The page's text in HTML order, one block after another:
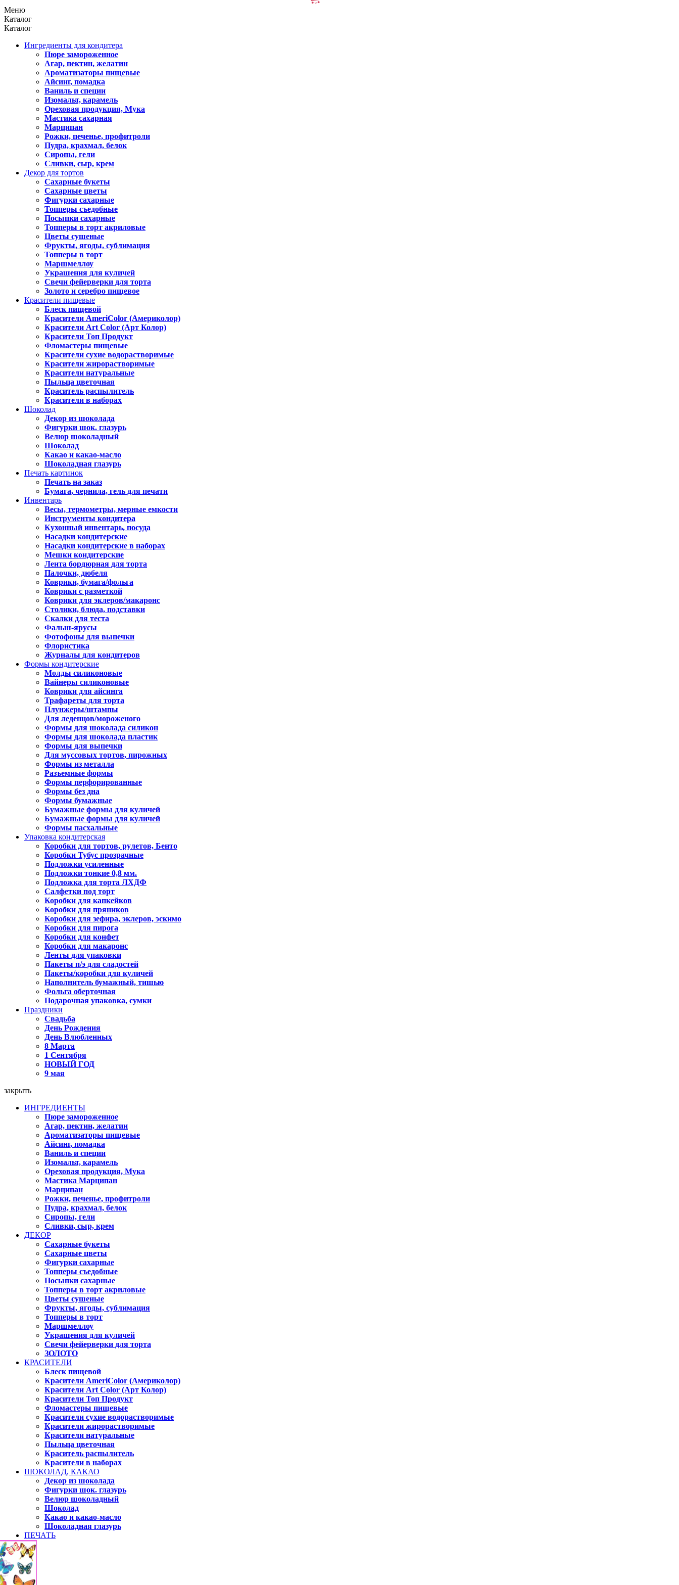
Меню
Каталог
Каталог
Ингредиенты для кондитера
Пюре замороженное
Агар, пектин, желатин
Ароматизаторы пищевые
Айсинг, помадка
Ваниль и специи
Изомальт, карамель
Ореховая продукция, Мука
Мастика сахарная
Марципан
Рожки, печенье, профитроли
Пудра, крахмал, белок
Сиропы, гели
Сливки, сыр, крем
Декор для тортов
Сахарные букеты
Сахарные цветы
Фигурки сахарные
Топперы съедобные
Посыпки сахарные
Топперы в торт акриловые
Цветы сушеные
Фрукты, ягоды, сублимация
Топперы в торт
Маршмеллоу
Украшения для куличей
Свечи фейерверки для торта
Золото и серебро пищевое
Красители пищевые
Блеск пищевой
Красители AmeriColor (Америколор)
Красители Art Color (Арт Колор)
Красители Топ Продукт
Фломастеры пищевые
Красители сухие водорастворимые
Красители жирорастворимые
Красители натуральные
Пыльца цветочная
Краситель распылитель
Красители в наборах
Шоколад
Декор из шоколада
Фигурки шок. глазурь
Велюр шоколадный
Шоколад
Какао и какао-масло
Шоколадная глазурь
Печать картинок
Печать на заказ
Бумага, чернила, гель для печати
Инвентарь
Весы, термометры, мерные емкости
Инструменты кондитера
Кухонный инвентарь, посуда
Насадки кондитерские
Насадки кондитерские в наборах
Мешки кондитерские
Лента бордюрная для торта
Палочки, дюбеля
Коврики, бумага/фольга
Коврики с разметкой
Коврики для эклеров/макаронс
Столики, блюда, подставки
Скалки для теста
Фальш-ярусы
Фотофоны для выпечки
Флористика
Журналы для кондитеров
Формы кондитерские
Молды силиконовые
Вайнеры силиконовые
Коврики для айсинга
Трафареты для торта
Плунжеры/штампы
Для леденцов/мороженого
Формы для шоколада силикон
Формы для шоколада пластик
Формы для выпечки
Для муссовых тортов, пирожных
Формы из металла
Разъемные формы
Формы перфорированные
Формы без дна
Формы бумажные
Бумажные формы для куличей
Бумажные формы для куличей
Формы пасхальные
Упаковка кондитерская
Коробки для тортов, рулетов, Бенто
Коробки Тубус прозрачные
Подложки усиленные
Подложки тонкие 0,8 мм.
Подложка для торта ЛХДФ
Салфетки под торт
Коробки для капкейков
Коробки для пряников
Коробки для зефира, эклеров, эскимо
Коробки для пирога
Коробки для конфет
Коробки для макаронс
Ленты для упаковки
Пакеты п/э для сладостей
Пакеты/коробки для куличей
Наполнитель бумажный, тишью
Фольга оберточная
Подарочная упаковка, сумки
Праздники
Свадьба
День Рождения
День Влюбленных
8 Марта
1 Сентября
НОВЫЙ ГОД
9 мая
закрыть
ИНГРЕДИЕНТЫ
Пюре замороженное
Агар, пектин, желатин
Ароматизаторы пищевые
Айсинг, помадка
Ваниль и специи
Изомальт, карамель
Ореховая продукция, Мука
Мастика Марципан
Марципан
Рожки, печенье, профитроли
Пудра, крахмал, белок
Сиропы, гели
Сливки, сыр, крем
ДЕКОР
Сахарные букеты
Сахарные цветы
Фигурки сахарные
Топперы съедобные
Посыпки сахарные
Топперы в торт акриловые
Цветы сушеные
Фрукты, ягоды, сублимация
Топперы в торт
Маршмеллоу
Украшения для куличей
Свечи фейерверки для торта
ЗОЛОТО
КРАСИТЕЛИ
Блеск пищевой
Красители AmeriColor (Америколор)
Красители Art Color (Арт Колор)
Красители Топ Продукт
Фломастеры пищевые
Красители сухие водорастворимые
Красители жирорастворимые
Красители натуральные
Пыльца цветочная
Краситель распылитель
Красители в наборах
ШОКОЛАД, КАКАО
Декор из шоколада
Фигурки шок. глазурь
Велюр шоколадный
Шоколад
Какао и какао-масло
Шоколадная глазурь
ПЕЧАТЬ